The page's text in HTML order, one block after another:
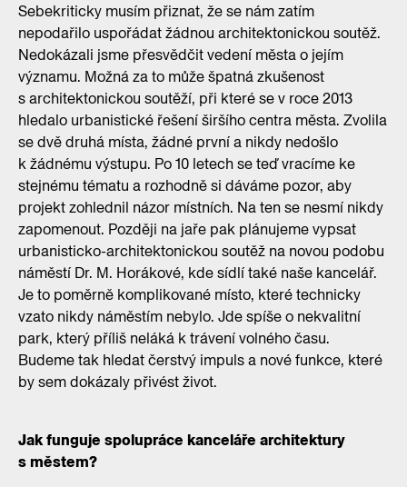
Sebekriticky musím přiznat, že se nám zatím
nepodařilo uspořádat žádnou architektonickou soutěž.
Nedokázali jsme přesvědčit vedení města o jejím
významu. Možná za to může špatná zkušenost
s architektonickou soutěží, při které se v roce 2013
hledalo urbanistické řešení širšího centra města. Zvolila
se dvě druhá místa, žádné první a nikdy nedošlo
k žádnému výstupu. Po 10 letech se teď vracíme ke
stejnému tématu a rozhodně si dáváme pozor, aby
projekt zohlednil názor místních. Na ten se nesmí nikdy
zapomenout. Později na jaře pak plánujeme vypsat
urbanisticko-architektonickou soutěž na novou podobu
náměstí Dr. M. Horákové, kde sídlí také naše kancelář.
Je to poměrně komplikované místo, které technicky
vzato nikdy náměstím nebylo. Jde spíše o nekvalitní
park, který příliš neláká k trávení volného času.
Budeme tak hledat čerstvý impuls a nové funkce, které
by sem dokázaly přivést život.
Jak funguje spolupráce kanceláře architektury
s městem?